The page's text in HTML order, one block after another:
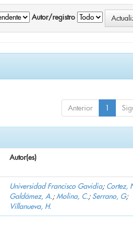
Autor/registro
Anterior 1
Autor(es)
Universidad Francisco Gavidia; Cortez,
Galdámez, A.;Molina, C.; Serrano, G;
Villanueva, H.